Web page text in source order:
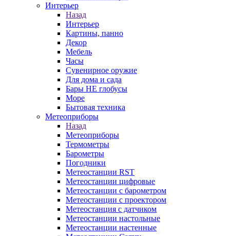
Интерьер
Назад
Интерьер
Картины, панно
Декор
Мебель
Часы
Сувенирное оружие
Для дома и сада
Бары НЕ глобусы
Море
Бытовая техника
Метеоприборы
Назад
Метеоприборы
Термометры
Барометры
Погодники
Метеостанции RST
Метеостанции цифровые
Метеостанции с барометром
Метеостанции с проектором
Метеостанция с датчиком
Метеостанции настольные
Метеостанции настенные